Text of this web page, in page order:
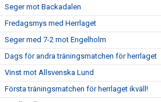
Seger mot Backadalen
Fredagsmys med Herrlaget
Seger med 7-2 mot Engelholm
Dags för andra träningsmatchen för herrlaget
Vinst mot Allsvenska Lund
Första träningsmatchen för herrlaget ikväll!